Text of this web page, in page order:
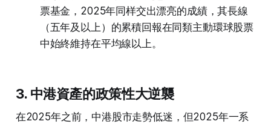
票基金，2025年同样交出漂亮的成績，其長線
（五年及以上）的累積回報在同類主動環球股票
中始終維持在平均線以上。
3. 中港資產的政策性大逆襲
在2025年之前，中港股市走勢低迷，但2025年一系